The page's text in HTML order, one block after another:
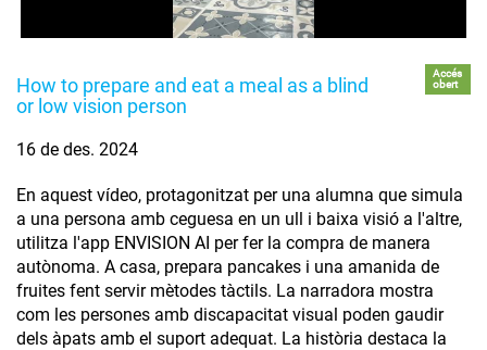
How to prepare and eat a meal as a blind
or low vision person
Accés
obert
16 de des. 2024
En aquest vídeo, protagonitzat per una alumna que simula
a una persona amb ceguesa en un ull i baixa visió a l'altre,
utilitza l'app ENVISION AI per fer la compra de manera
autònoma. A casa, prepara pancakes i una amanida de
fruites fent servir mètodes tàctils. La narradora mostra
com les persones amb discapacitat visual poden gaudir
dels àpats amb el suport adequat. La història destaca la